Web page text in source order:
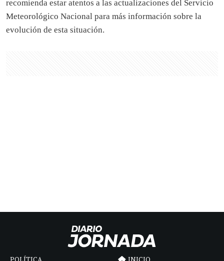
recomienda estar atentos a las actualizaciones del Servicio
Meteorológico Nacional para más información sobre la
evolución de esta situación.